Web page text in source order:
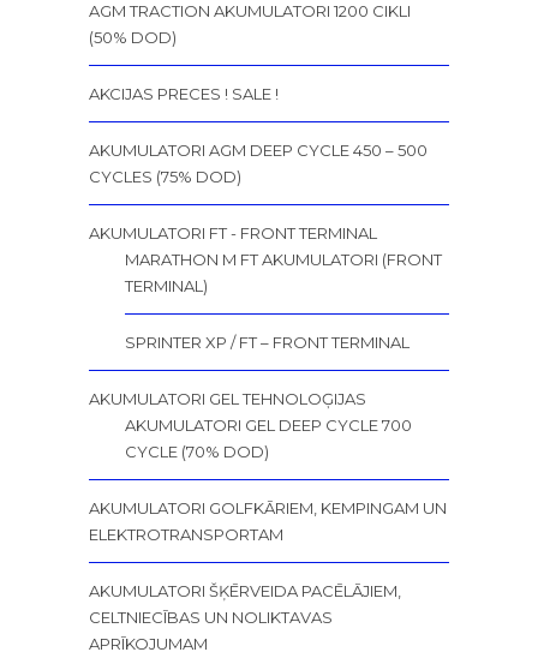
AGM TRACTION AKUMULATORI 1200 CIKLI
(50% DOD)
AKCIJAS PRECES ! SALE !
AKUMULATORI AGM DEEP CYCLE 450 – 500
CYCLES (75% DOD)
AKUMULATORI FT - FRONT TERMINAL
MARATHON M FT AKUMULATORI (FRONT
TERMINAL)
SPRINTER XP / FT – FRONT TERMINAL
AKUMULATORI GEL TEHNOLOĢIJAS
AKUMULATORI GEL DEEP CYCLE 700
CYCLE (70% DOD)
AKUMULATORI GOLFKĀRIEM, KEMPINGAM UN
ELEKTROTRANSPORTAM
AKUMULATORI ŠĶĒRVEIDA PACĒLĀJIEM,
CELTNIECĪBAS UN NOLIKTAVAS
APRĪKOJUMAM